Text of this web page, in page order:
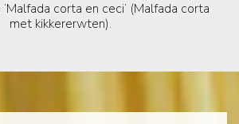
corta en ceci’ (Malfada corta
met kikkererwten).